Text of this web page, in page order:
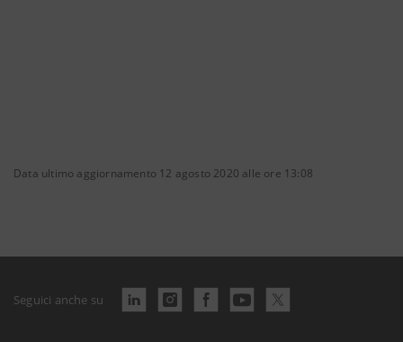
Data ultimo aggiornamento 12 agosto 2020 alle ore 13:08
Seguici anche su